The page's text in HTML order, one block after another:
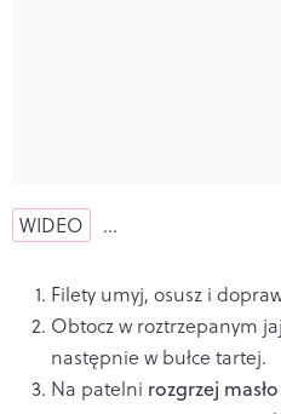
WIDEO …
Filety umyj, osusz i
Obtocz w roztrzepanym
następnie w bułce tartej.
Na patelni rozgrzej